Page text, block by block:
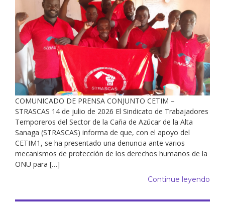
COMUNICADO DE PRENSA CONJUNTO CETIM –
STRASCAS 14 de julio de 2026 El Sindicato de Trabajadores
Temporeros del Sector de la Caña de Azúcar de la Alta
Sanaga (STRASCAS) informa de que, con el apoyo del
CETIM1, se ha presentado una denuncia ante varios
mecanismos de protección de los derechos humanos de la
ONU para […]
Continue leyendo